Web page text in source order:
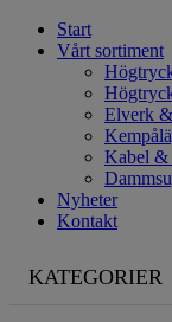
Start
Vårt sortiment
Elverk
Kabel &
Nyheter
Kontakt
KATEGORIER